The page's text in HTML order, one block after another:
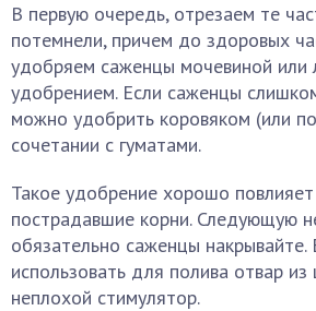
В первую очередь, отрезаем те
потемнели, причем до здоровых
удобряем саженцы мочевиной или
удобрением. Если саженцы
можно удобрить коровяком (или
сочетании с гуматами.
Такое удобрение хорошо
пострадавшие корни. Следующую
обязательно саженцы
использовать для полива отвар из
неплохой стимулятор.